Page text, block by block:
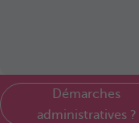
Démarches
administratives ?